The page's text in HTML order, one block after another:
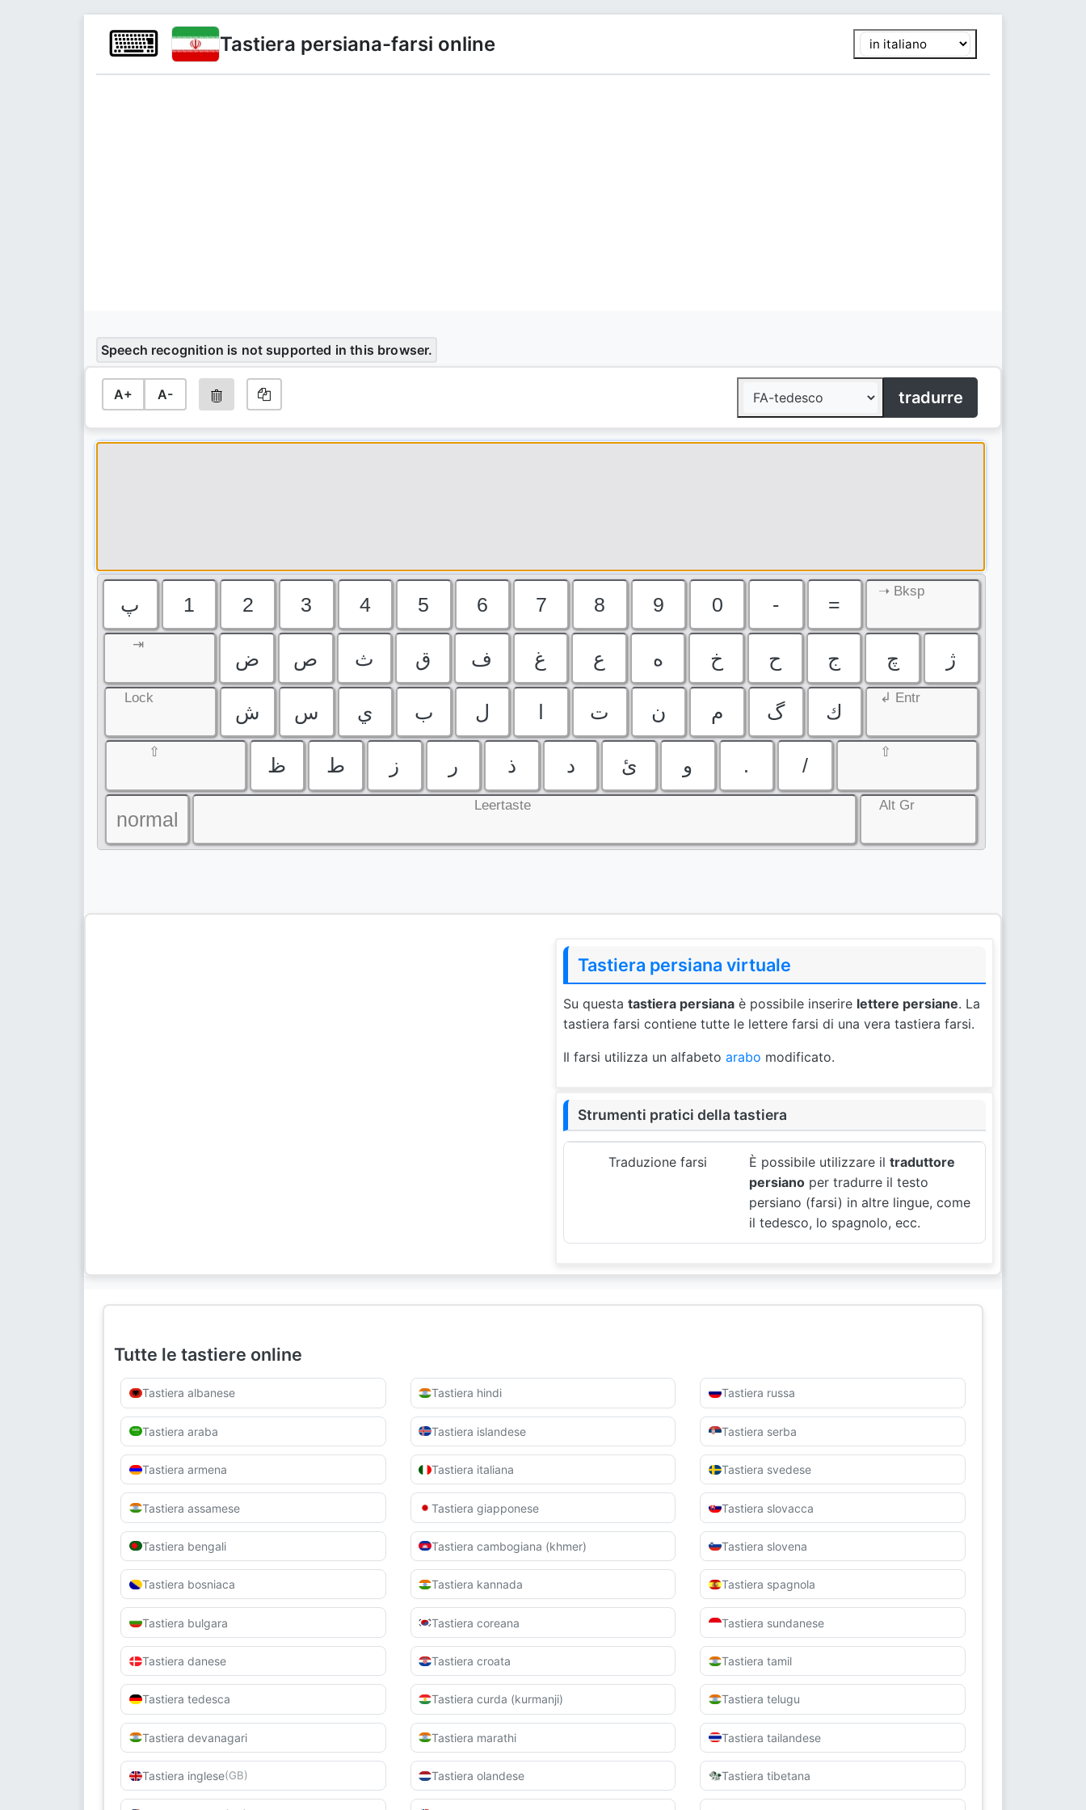
⌨ Tastiera persiana-farsi online
Speech recognition is not supported in this browser.
A+ A- tradurre
پ 1 2 3 4 5 6 7 8 9 0 - =
➝ Bksp
⇥
ض ص ث ق ف غ ع ه خ ح ج چ ژ
Lock
ش س ي ب ل ت ن م گ ك
↲ Entr
⇧
ظ ط ز ر ذ د ئ و . /
⇧
normal
Leertaste Alt Gr
Tastiera persiana virtuale
Su questa tastiera persiana è possibile inserire lettere persiane. La
tastiera farsi contiene tutte le lettere farsi di una vera tastiera farsi.
Il farsi utilizza un alfabeto arabo modificato.
Strumenti pratici della tastiera
Traduzione farsi È possibile utilizzare iltraduttore
persiano per tradurre il testo
persiano (farsi) in altre lingue, come
il tedesco, lo spagnolo, ecc.
Tutte le tastiere online
Tastiera albanese
Tastiera araba
Tastiera armena
Tastiera assamese
Tastiera bengali
Tastiera bosniaca
Tastiera bulgara
Tastiera danese
Tastiera tedesca
Tastiera devanagari
Tastiera inglese(GB)
Tastiera hindi
Tastiera islandese
Tastiera italiana
Tastiera giapponese
Tastiera cambogiana (khmer)
Tastiera kannada
Tastiera coreana
Tastiera croata
Tastiera curda (kurmanji)
Tastiera marathi
Tastiera olandese
Tastiera russa
Tastiera serba
Tastiera svedese
Tastiera slovacca
Tastiera slovena
Tastiera spagnola
Tastiera sundanese
Tastiera tamil
Tastiera telugu
Tastiera tailandese
Tastiera tibetana